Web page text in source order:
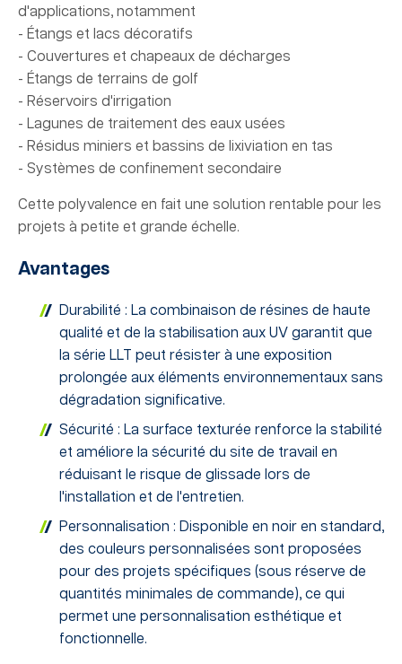
d'applications, notamment
- Étangs et lacs décoratifs
- Couvertures et chapeaux de décharges
- Étangs de terrains de golf
- Réservoirs d'irrigation
- Lagunes de traitement des eaux usées
- Résidus miniers et bassins de lixiviation en tas
- Systèmes de confinement secondaire
Cette polyvalence en fait une solution rentable pour les
projets à petite et grande échelle.
Avantages
Durabilité : La combinaison de résines de haute
qualité et de la stabilisation aux UV garantit que
la série LLT peut résister à une exposition
prolongée aux éléments environnementaux sans
dégradation significative.
Sécurité : La surface texturée renforce la stabilité
et améliore la sécurité du site de travail en
réduisant le risque de glissade lors de
l'installation et de l'entretien.
Personnalisation : Disponible en noir en standard,
des couleurs personnalisées sont proposées
pour des projets spécifiques (sous réserve de
quantités minimales de commande), ce qui
permet une personnalisation esthétique et
fonctionnelle.